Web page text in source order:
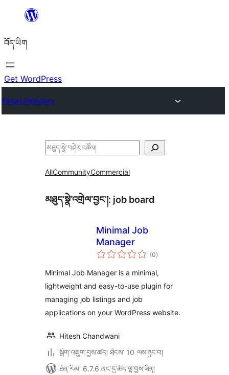
content
བོད་ཡིག
Get WordPress
Plugin Directory
བཤེར་
AllCommunityCommercial
མཐུད་སྣེ་འགྲེལ་བྱང་།: job board
Minimal Job
Manager
(0གདེང་
འཇོག་
ཚང་།
)
Minimal Job Manager is a minimal,
lightweight and easy-to-use plugin for
managing job listings and job
applications on your WordPress website.
Hitesh Chandwani
སྒྲིག་འཇུག་བྱས་ཚད། ཐེངས་ 10 ལས་ཉུང་བ།
ཐོན་རིམ་ 6.7.6 ནང་དུ་ཚོད་ལྟ་བྱས་ཟིན།